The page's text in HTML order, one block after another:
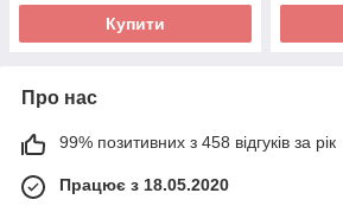
Купити
Про нас
99% позитивних з 458 відгуків за рік
Працює з 18.05.2020